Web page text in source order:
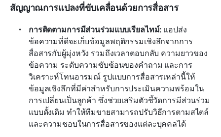
สัญญาณการแปลงที่ขับเคลื่อนด้วยการสื่อสาร
การติดตามการมีส่วนร่วมแบบเรียลไทม์: แอปส่ง
ข้อความที่ดีจะเก็บข้อมูลพฤติกรรมเชิงลึกจากการ
สื่อสารกับผู้มุ่งหวัง รวมถึงเวลาตอบกลับ ความยาวของ
ข้อความ ระดับความซับซ้อนของคำถาม และการ
วิเคราะห์โทนอารมณ์ รูปแบบการสื่อสารเหล่านี้ให้
ข้อมูลเชิงลึกที่มีค่าสำหรับการประเมินความพร้อมใน
การเปลี่ยนเป็นลูกค้า ซึ่งช่วยเสริมตัวชี้วัดการมีส่วนร่วม
แบบดั้งเดิม ทำให้ทีมขายสามารถปรับวิธีการตามสไตล์
และความชอบในการสื่อสารของแต่ละบุคคลได้